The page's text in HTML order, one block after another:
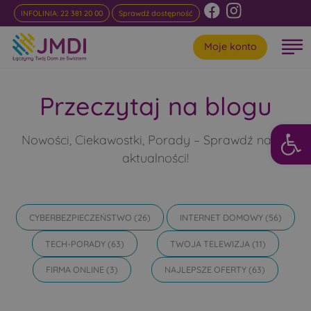
INFOLINIA: 22 381 20 00 Sprawdź dostępność
Moje konto
Przeczytaj na blogu
Nowości, Ciekawostki, Porady – Sprawdź nasze
aktualności!
CYBERBEZPIECZEŃSTWO (26) INTERNET DOMOWY(56)
TECH-PORADY(63) TWOJA TELEWIZJA (11)
FIRMA ONLINE(3) NAJLEPSZE OFERTY(63)